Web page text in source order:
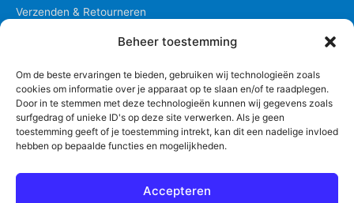
Beheer toestemming
Om de beste ervaringen te bieden, gebruiken wij technologieën zoals
cookies om informatie over je apparaat op te slaan en/of te raadplegen.
Door in te stemmen met deze technologieën kunnen wij gegevens zoals
surfgedrag of unieke ID's op deze site verwerken. Als je geen
toestemming geeft of je toestemming intrekt, kan dit een nadelige invloed
hebben op bepaalde functies en mogelijkheden.
Accepteren
Verzenden & Retourneren
Privacyverklaring
Winkelmand